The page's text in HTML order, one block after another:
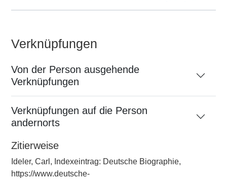
Verknüpfungen
Von der Person ausgehende
Verknüpfungen
Verknüpfungen auf die Person
andernorts
Zitierweise
Ideler, Carl, Indexeintrag: Deutsche Biographie,
https://www.deutsche-